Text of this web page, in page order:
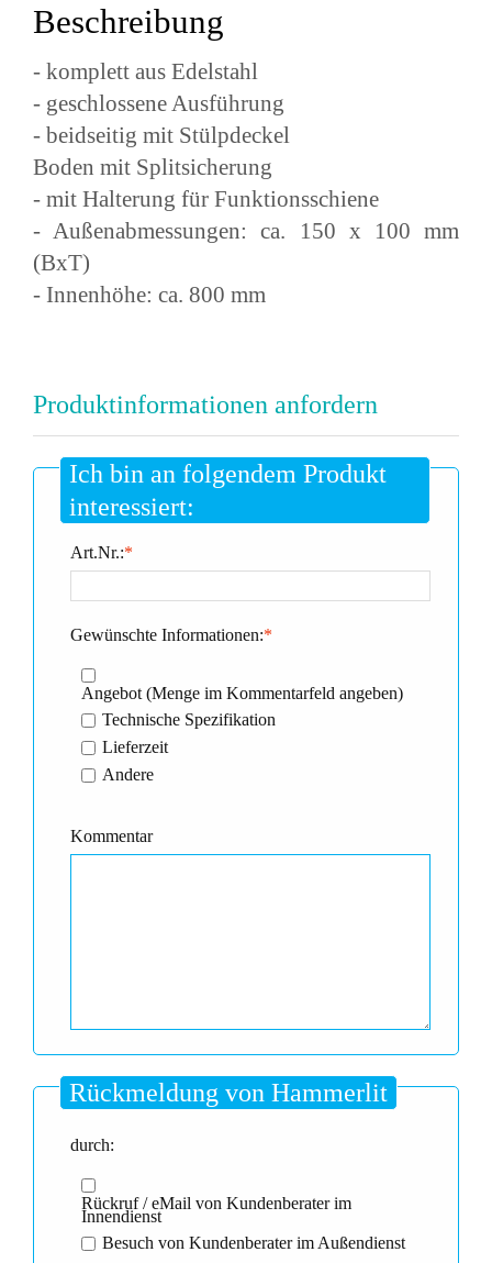
Beschreibung
- komplett aus Edelstahl
- geschlossene Ausführung
- beidseitig mit Stülpdeckel
Boden mit Splitsicherung
- mit Halterung für Funktionsschiene
- Außenabmessungen: ca. 150 x 100 mm
(BxT)
- Innenhöhe: ca. 800 mm
Produktinformationen anfordern
Ich bin an folgendem Produkt
interessiert:
*
Art.Nr.:
*
Gewünschte Informationen:
Angebot (Menge im Kommentarfeld angeben)
Technische Spezifikation
Lieferzeit
Andere
Kommentar
Rückmeldung von Hammerlit
durch:
Rückruf / eMail von Kundenberater im
Innendienst
Besuch von Kundenberater im Außendienst